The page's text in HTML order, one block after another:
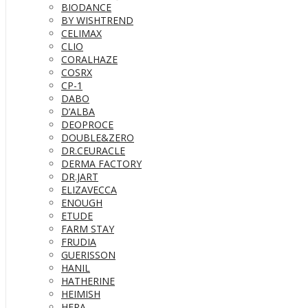
BIODANCE
BY WISHTREND
CELIMAX
CLIO
CORALHAZE
COSRX
CP-1
DABO
D’ALBA
DEOPROCE
DOUBLE&ZERO
DR.CEURACLE
DERMA FACTORY
DR.JART
ELIZAVECCA
ENOUGH
ETUDE
FARM STAY
FRUDIA
GUERISSON
HANIL
HATHERINE
HEIMISH